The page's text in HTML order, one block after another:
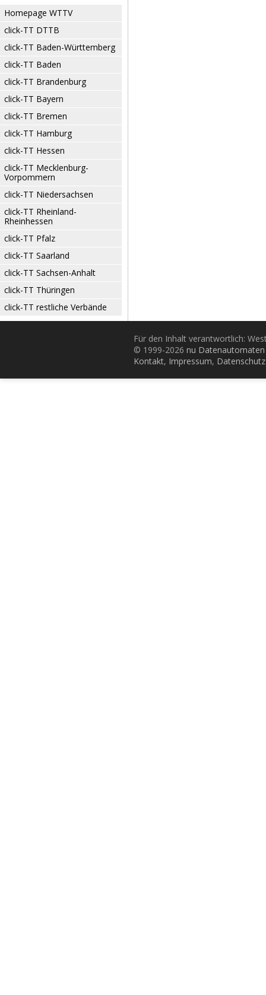
Homepage WTTV
click-TT DTTB
click-TT Baden-Württemberg
click-TT Baden
click-TT Brandenburg
click-TT Bayern
click-TT Bremen
click-TT Hamburg
click-TT Hessen
click-TT Mecklenburg-
Vorpommern
click-TT Niedersachsen
click-TT Rheinland-
Rheinhessen
click-TT Pfalz
click-TT Saarland
click-TT Sachsen-Anhalt
click-TT Thüringen
click-TT restliche Verbände
Für den Inhalt verantwortlich:
© 1999-2026 nu
Kontakt, Impressum, Datenschutz